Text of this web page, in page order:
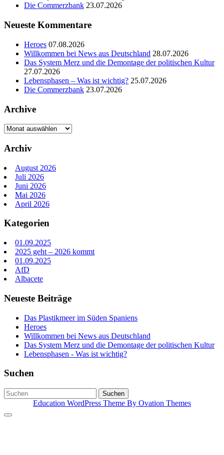
Die Commerzbank 23.07.2026
Neueste Kommentare
Heroes 07.08.2026
Willkommen bei News aus Deutschland 28.07.2026
Das System Merz und die Demontage der politischen Kultur
27.07.2026
Lebensphasen – Was ist wichtig? 25.07.2026
Die Commerzbank 23.07.2026
Archive
Archive
Archiv
August 2026
Juli 2026
Juni 2026
Mai 2026
April 2026
Kategorien
01.09.2025
2025 geht – 2026 kommt
01.09.2025
AfD
Albacete
Neueste Beiträge
Das Plastikmeer im Süden Spaniens
Heroes
Willkommen bei News aus Deutschland
Das System Merz und die Demontage der politischen Kultur
Lebensphasen - Was ist wichtig?
Suchen
Suchen
Education WordPress Theme By Ovation Themes